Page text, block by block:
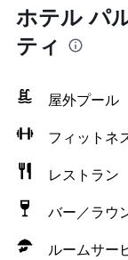
ホテル パ
ティ
屋外プール
フィットネ
レストラン
バー／ラウ
ルームサー